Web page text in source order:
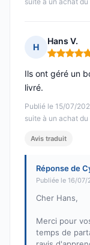
H
Hans V.
Note : 5
Publié le 15/07/
suite à un achat
Ils ont géré un
livré.
Avis traduit
Réponse de
Publiée le 16/07/
Cher Hans,
Merci pour
temps de